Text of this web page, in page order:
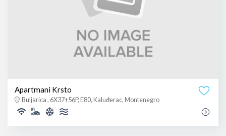
Apartmani Krsto
Buljarica , 6X37+56P, E80, Kaluđerac, Montenegro